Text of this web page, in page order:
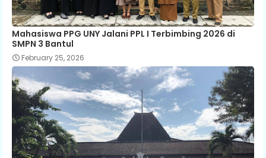
Mahasiswa PPG UNY Jalani PPL I Terbimbing 2026 di
SMPN 3 Bantul
February 25, 2026